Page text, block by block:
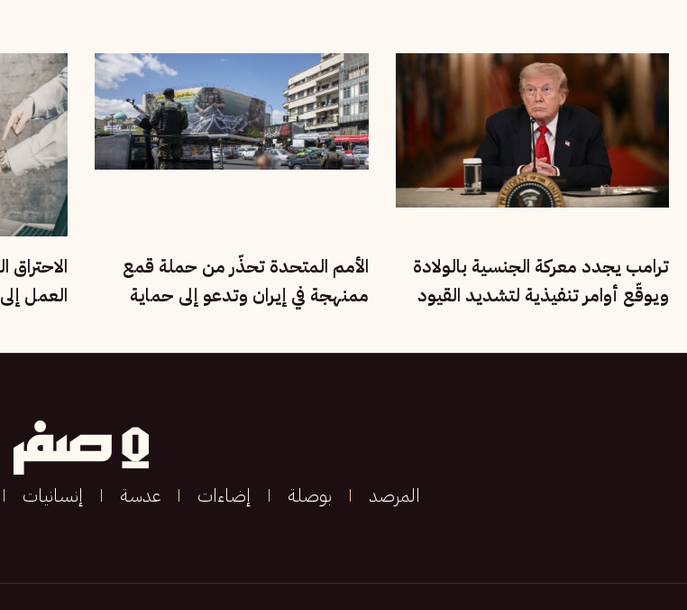
ترامب يجدد معركة الجنسية بالولادة
ويوقّع أوامر تنفيذية لتشديد القيود
الأمم المتحدة تحذّر من حملة قمع
ممنهجة في إيران وتدعو إلى حماية
العمل
المرصد بوصلة إضاءات عدسة إنسانيات